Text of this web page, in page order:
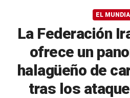
EL
La Federación
ofrece un
halagüeño de
tras los